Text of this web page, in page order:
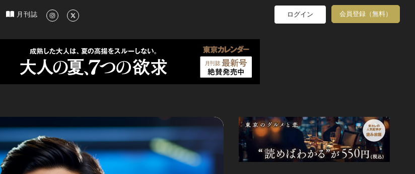
されたライフスタイル情報
月刊誌 ログイン 会員登録（無料）